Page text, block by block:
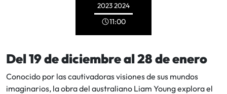
20232024
11:00
Del 19 de diciembre al 28 de enero
Conocido por las cautivadoras visiones de sus mundos
imaginarios, la obra del australiano Liam Young explora el